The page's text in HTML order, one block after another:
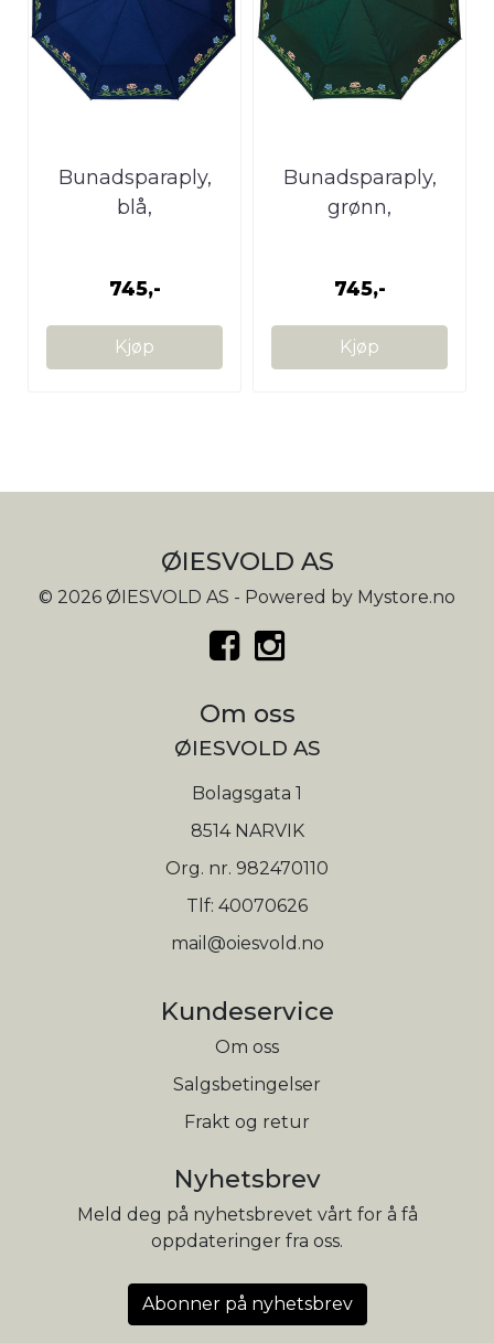
Bunadsparaply,
blå,
745,-
Kjøp
Bunadsparaply,
grønn,
745,-
Kjøp
ØIESVOLD AS
© 2026 ØIESVOLD AS - Powered by Mystore.no
Om oss
ØIESVOLD AS
Bolagsgata 1
8514 NARVIK
Org. nr. 982470110
Tlf: 40070626
mail@oiesvold.no
Kundeservice
Om oss
Salgsbetingelser
Frakt og retur
Nyhetsbrev
Meld deg på nyhetsbrevet vårt for å få
oppdateringer fra oss.
Abonner på nyhetsbrev